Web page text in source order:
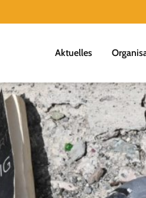
Aktuelles